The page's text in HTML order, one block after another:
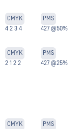
CMYK
4 2 3 4
PMS
427 @50%
CMYK
2 1 2 2
PMS
427 @25%
CMYK
PMS